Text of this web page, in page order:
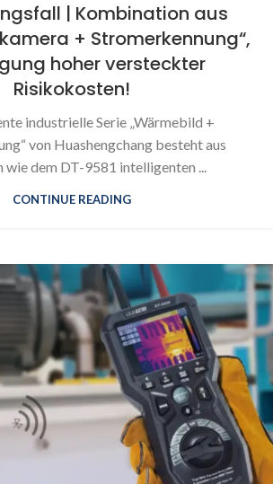
| Kombination aus
+ Stromerkennung“,
hoher versteckter
Risikokosten!
industrielle Serie „Wärmebild +
von Huashengchang besteht aus
wie dem DT-9581 intelligenten ...
CONTINUE READING